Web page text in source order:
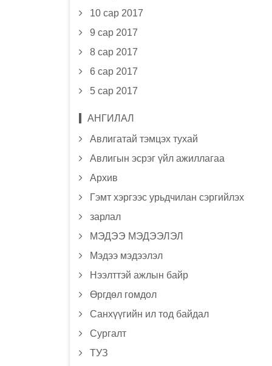
10 сар 2017
9 сар 2017
8 сар 2017
6 сар 2017
5 сар 2017
АНГИЛАЛ
Авлигатай тэмцэх тухай
Авлигын эсрэг үйл ажиллагаа
Архив
Гэмт хэргээс урьдчилан сэргийлэх
зарлал
МЭДЭЭ МЭДЭЭЛЭЛ
Мэдээ мэдээлэл
Нээлттэй ажлын байр
Өргдөл гомдол
Санхүүгийн ил тод байдал
Сургалт
ТУЗ